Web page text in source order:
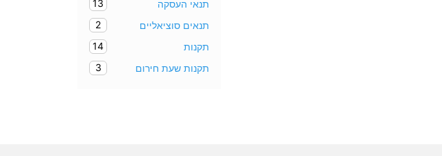
תנאי העסקה
13
תנאים סוציאליים
2
תקנות
14
תקנות שעת חירום
3